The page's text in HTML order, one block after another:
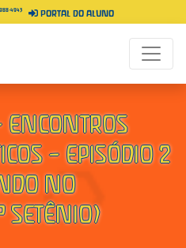
4943 PORTAL DO ALUNO
– EPISÓDIO 2
NO
SETÊNIO)